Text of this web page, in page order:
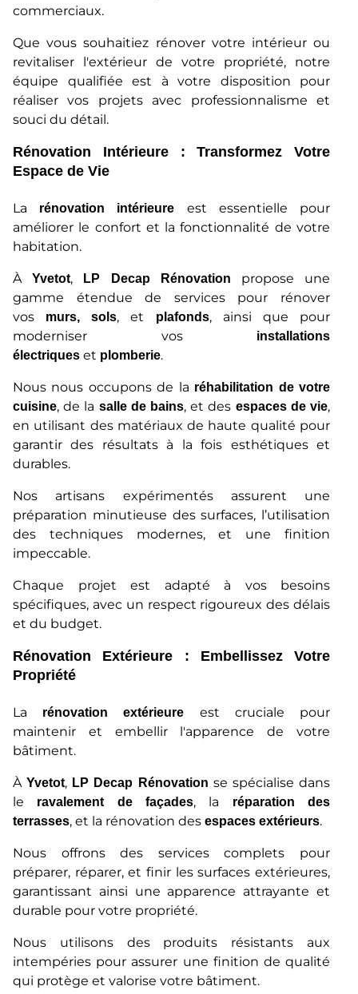
commerciaux.
Que vous souhaitiez rénover votre intérieur ou
revitaliser l'extérieur de votre propriété, notre
équipe qualifiée est à votre disposition pour
réaliser vos projets avec professionnalisme et
souci du détail.
Rénovation Intérieure : Transformez Votre
Espace de Vie
La rénovation intérieure est essentielle pour
améliorer le confort et la fonctionnalité de votre
habitation.
ÀYvetot, LP Decap Rénovation propose une
gamme étendue de services pour rénover
vos
murs, sols, et plafonds, ainsi que pour
moderniser vos
installations
électriques et plomberie.
Nous nous occupons de la réhabilitation de votre
cuisine, de la salle de bains, et des espaces de vie,
en utilisant des matériaux de haute qualité pour
garantir des résultats à la fois esthétiques et
durables.
Nos artisans expérimentés assurent une
préparation minutieuse des surfaces, l’utilisation
des techniques modernes, et une finition
impeccable.
Chaque projet est adapté à vos besoins
spécifiques, avec un respect rigoureux des délais
et du budget.
Rénovation Extérieure : Embellissez Votre
Propriété
La rénovation extérieure est cruciale pour
maintenir et embellir l'apparence de votre
bâtiment.
ÀYvetot, LP Decap Rénovation se spécialise dans
le ravalement de façades, la
réparation des
terrasses, et la rénovation des espaces extérieurs.
Nous offrons des services complets pour
préparer, réparer, et finir les surfaces extérieures,
garantissant ainsi une apparence attrayante et
durable pour votre propriété.
Nous utilisons des produits résistants aux
intempéries pour assurer une finition de qualité
qui protège et valorise votre bâtiment.